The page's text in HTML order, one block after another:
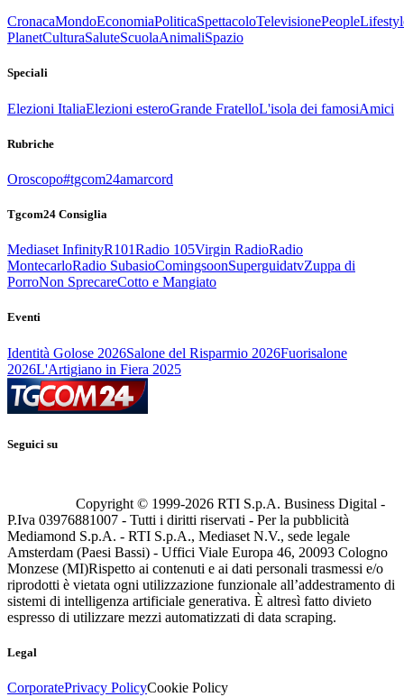
CronacaMondoEconomiaPoliticaSpettacoloTelevisionePeople
PlanetCulturaSaluteScuolaAnimaliSpazio
Speciali
Elezioni ItaliaElezioni esteroGrande FratelloL'isola dei famosiAmici
Rubriche
Oroscopo#tgcom24amarcord
Tgcom24 Consiglia
Mediaset InfinityR101Radio 105Virgin RadioRadio
MontecarloRadio SubasioComingsoonSuperguidatvZuppa di
PorroNon SprecareCotto e Mangiato
Eventi
Identità Golose 2026Salone del Risparmio 2026Fuorisalone
2026L'Artigiano in Fiera 2025
Seguici su
Copyright © 1999-2026 RTI S.p.A. Business Digital -
P.Iva 03976881007 - Tutti i diritti riservati - Per la pubblicità
Mediamond S.p.A. - RTI S.p.A., Mediaset N.V., sede legale
Amsterdam (Paesi Bassi) - Uffici Viale Europa 46, 20093 Cologno
Monzese (MI)Rispetto ai contenuti e ai dati personali trasmessi e/o
riprodotti è vietata ogni utilizzazione funzionale all’addestramento di
sistemi di intelligenza artificiale generativa. È altresì fatto divieto
espresso di utilizzare mezzi automatizzati di data scraping.
Legal
CorporatePrivacy PolicyCookie Policy